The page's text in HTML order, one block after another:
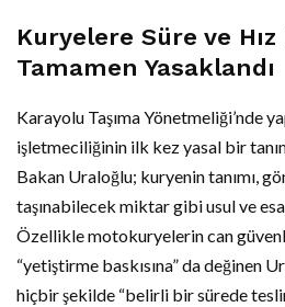
Kuryelere Süre ve Hız
Tamamen Yasaklandı
Karayolu Taşıma Yönetmeliği’nde
işletmeciliğinin ilk kez yasal bir
Bakan Uraloğlu; kuryenin tanımı,
taşınabilecek miktar gibi usul ve
Özellikle motokuryelerin can
“yetiştirme baskısına” da değinen
hiçbir şekilde “belirli bir sürede